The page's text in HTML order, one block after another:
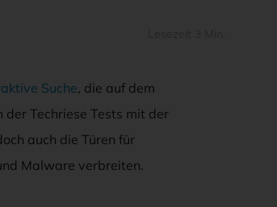
Suche, die auf dem
Techriese Tests mit der
auch die Türen für
Malware verbreiten.